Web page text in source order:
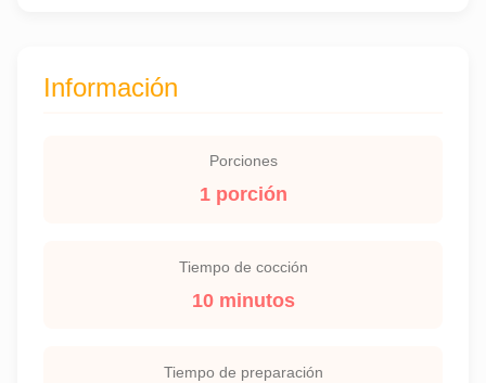
Información
Porciones
1 porción
Tiempo de cocción
10 minutos
Tiempo de preparación